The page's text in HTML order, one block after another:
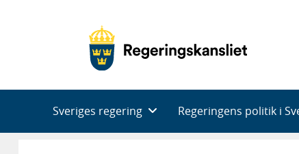
Sveriges regering Regeringens politik i